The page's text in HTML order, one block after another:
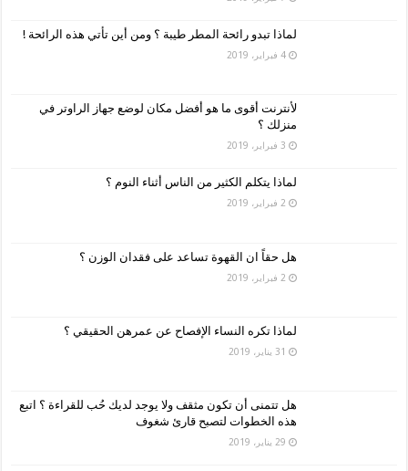
لماذا تبدو رائحة المطر طيبة ؟ ومن أين تأتي هذه الرائحة !
4 فبراير، 2019
لأنترنت أقوى ما هو أفضل مكان لوضع جهاز الراوتر في
منزلك ؟
3 فبراير، 2019
لماذا يتكلم الكثير من الناس أثناء النوم ؟
2 فبراير، 2019
هل حقاً ان القهوة تساعد على فقدان الوزن ؟
2 فبراير، 2019
لماذا تكره النساء الإفصاح عن عمرهن الحقيقي ؟
31 يناير، 2019
هل تتمنى أن تكون مثقف ولا يوجد لديك حُب للقراءة ؟ اتبع
هذه الخطوات لتصبح قارئ شغوف
29 يناير، 2019